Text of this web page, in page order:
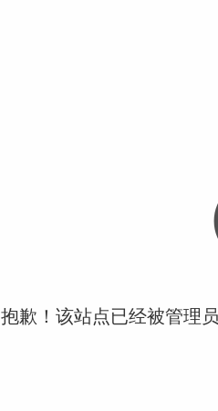
抱歉！该站点已经被管理